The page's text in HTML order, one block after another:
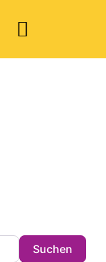
Suchen